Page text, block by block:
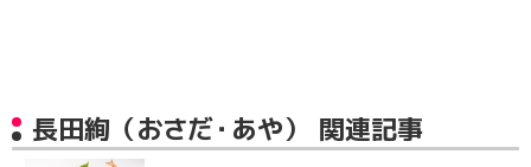
長田絢（おさだ・あや） 関連記事